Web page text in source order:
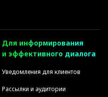
Для информирования
и эффективного диалога
Уведомления для клиентов
Рассылки и аудитории